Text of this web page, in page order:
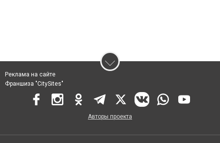
Реклама на сайте
Франшиза "CitySites"
Авторы проекта